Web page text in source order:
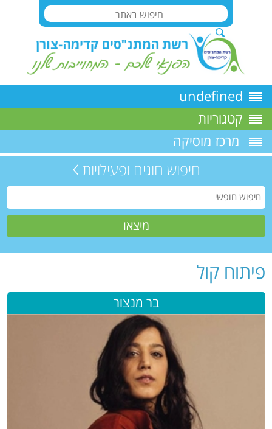
undefined
קטגוריות
מרכז מוסיקה
חיפוש חוגים ופעילויות
פיתוח קול
בר מנצור